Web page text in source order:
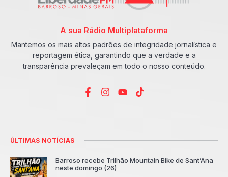
A sua Rádio Multiplataforma
Mantemos os mais altos padrões de integridade jornalística e
reportagem ética, garantindo que a verdade e a
transparência prevaleçam em todo o nosso conteúdo.
ÚLTIMAS NOTÍCIAS
Barroso recebe Trilhão Mountain Bike de Sant’Ana
neste domingo (26)